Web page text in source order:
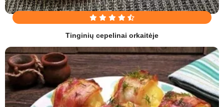
Tinginių cepelinai orkaitėje